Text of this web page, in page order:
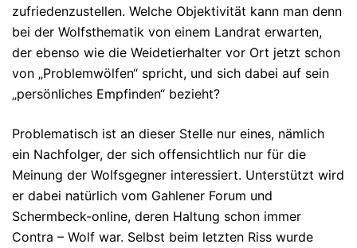
zufriedenzustellen. Welche Objektivität kann man denn
bei der Wolfsthematik von einem Landrat erwarten,
der ebenso wie die Weidetierhalter vor Ort jetzt schon
von „Problemwölfen“ spricht, und sich dabei auf sein
„persönliches Empfinden“ bezieht?
Problematisch ist an dieser Stelle nur eines, nämlich
ein Nachfolger, der sich offensichtlich nur für die
Meinung der Wolfsgegner interessiert. Unterstützt wird
er dabei natürlich vom Gahlener Forum und
Schermbeck-online, deren Haltung schon immer
Contra – Wolf war. Selbst beim letzten Riss wurde